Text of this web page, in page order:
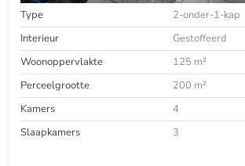
Type
2-onder-1-kap
Interieur
Gestoffeerd
Woonoppervlakte
125 m²
Perceelgrootte
200 m²
Kamers
4
Slaapkamers
3